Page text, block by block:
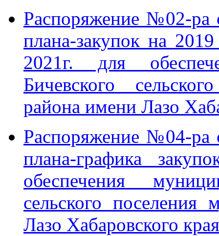
Распоряжение №02-ра
плана-закупок на
2021г. для
Бичевского
района имени Лазо
Распоряжение №04-ра
плана-графика
обеспечения
сельского поселения
Лазо Хабаровского